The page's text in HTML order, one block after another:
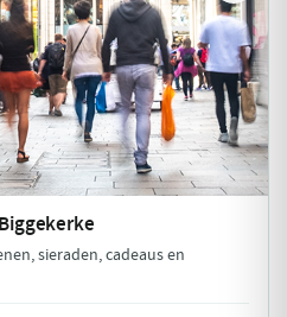
Biggekerke
sieraden, cadeaus en